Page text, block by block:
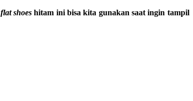
flat shoeshitam ini bisa kita gunakan saat ingin tampil